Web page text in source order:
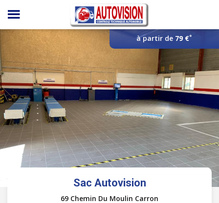
Panneau de gestion des cookies
à partir de 79 €*
Sac Autovision
69 Chemin Du Moulin Carron